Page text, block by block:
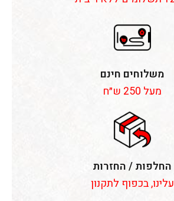
משלוחים חינם
מעל 250 ש״ח
החלפות / החזרות
עלינו, בכפוף לתקנון